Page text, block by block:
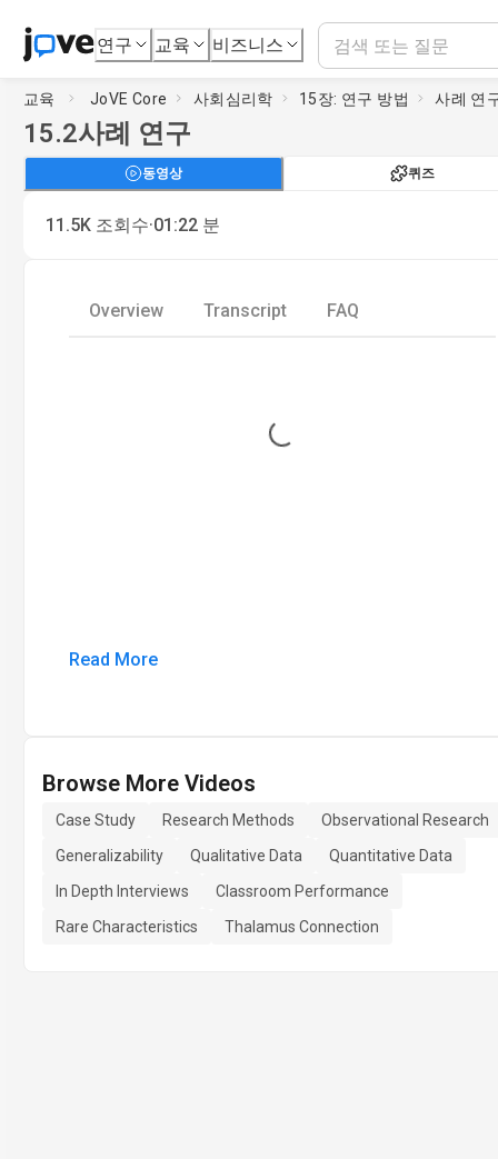
연구 교육 비즈니스
교육 JoVE Core 사회심리학 15장: 연구 방법 사례 연
15.2사례 연구
동영상 퀴즈
11.5K 조회수·01:22 분
Overview Transcript FAQ
Loading...
Read More
Browse More Videos
Case Study Research Methods
Observational Research
Generalizability
Qualitative Data
Quantitative Data
In Depth Interviews
Classroom Performance
Rare Characteristics
Thalamus Connection